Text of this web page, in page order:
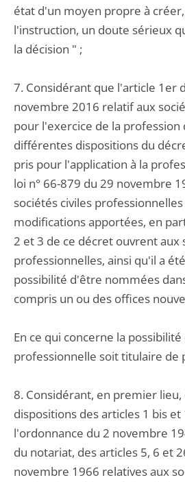
état d'un moyen propre à
l'instruction, un doute sérieux
la décision " ;
7. Considérant que l'article 1er
novembre 2016 relatif aux
pour l'exercice de la
différentes dispositions du
pris pour l'application à la
loi n° 66-879 du 29 novembre
sociétés civiles
modifications apportées, en
2 et 3 de ce décret ouvrent aux
professionnelles, ainsi qu'il a
possibilité d'être nommées
compris un ou des offices
En ce qui concerne la
professionnelle soit titulaire de
8. Considérant, en premier lieu,
dispositions des articles 1 bis et
l'ordonnance du 2 novembre
du notariat, des articles 5, 6 et
novembre 1966 relatives aux